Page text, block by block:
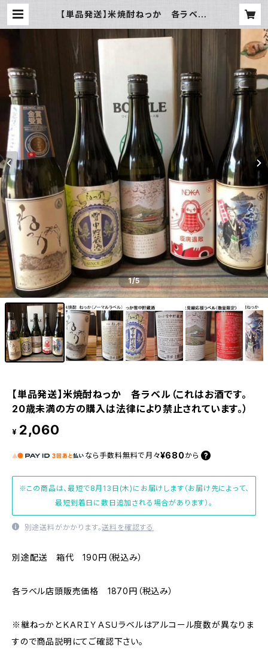
【単品発送】米焼酎ねっか 各ラベル
入は法律により禁止されています。） |
まーけっと三日町
1/5
【単品発送】米焼酎ねっか 各ラベル（これはお酒です。
20歳未満の方の購入は法律により禁止されています。）
¥ 2,060
なら 手数料無料で 月々¥680 から
※この商品は、最短で8月13日(木)にお届けします（お届け先によって、
最短到着日に数日追加される場合があります）。
別途送料がかかります。送料を確認する
別途配送 箱代 190円（税込み）
各ラベル店頭販売価格 1870円（税込み）
※継ねっかとＫＡＲＩＹＡＳＵラベルはアルコール度数が異なりま
すので商品説明にてご確認下さい。